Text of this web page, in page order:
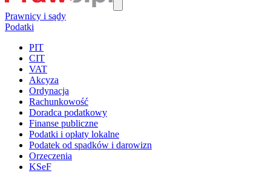
Prawnicy i sądy
Podatki
PIT
CIT
VAT
Akcyza
Ordynacja
Rachunkowość
Doradca podatkowy
Finanse publiczne
Podatki i opłaty lokalne
Podatek od spadków i darowizn
Orzeczenia
KSeF